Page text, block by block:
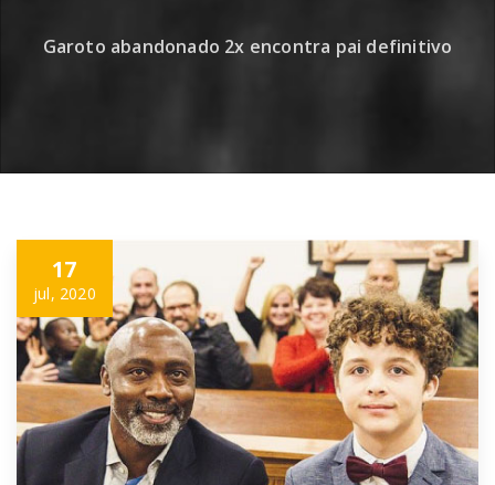
Garoto abandonado 2x encontra pai definitivo
17
jul, 2020